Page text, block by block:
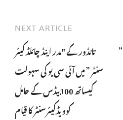
NEXT ARTICLE
تانڈور کے "مدر اینڈ چائلڈ کیئر
سنٹر ” میں آئی سی یو کی سہولت
کیساتھ 100بیڈس کے حامل
کوویڈکیئرسنٹر کا قیام